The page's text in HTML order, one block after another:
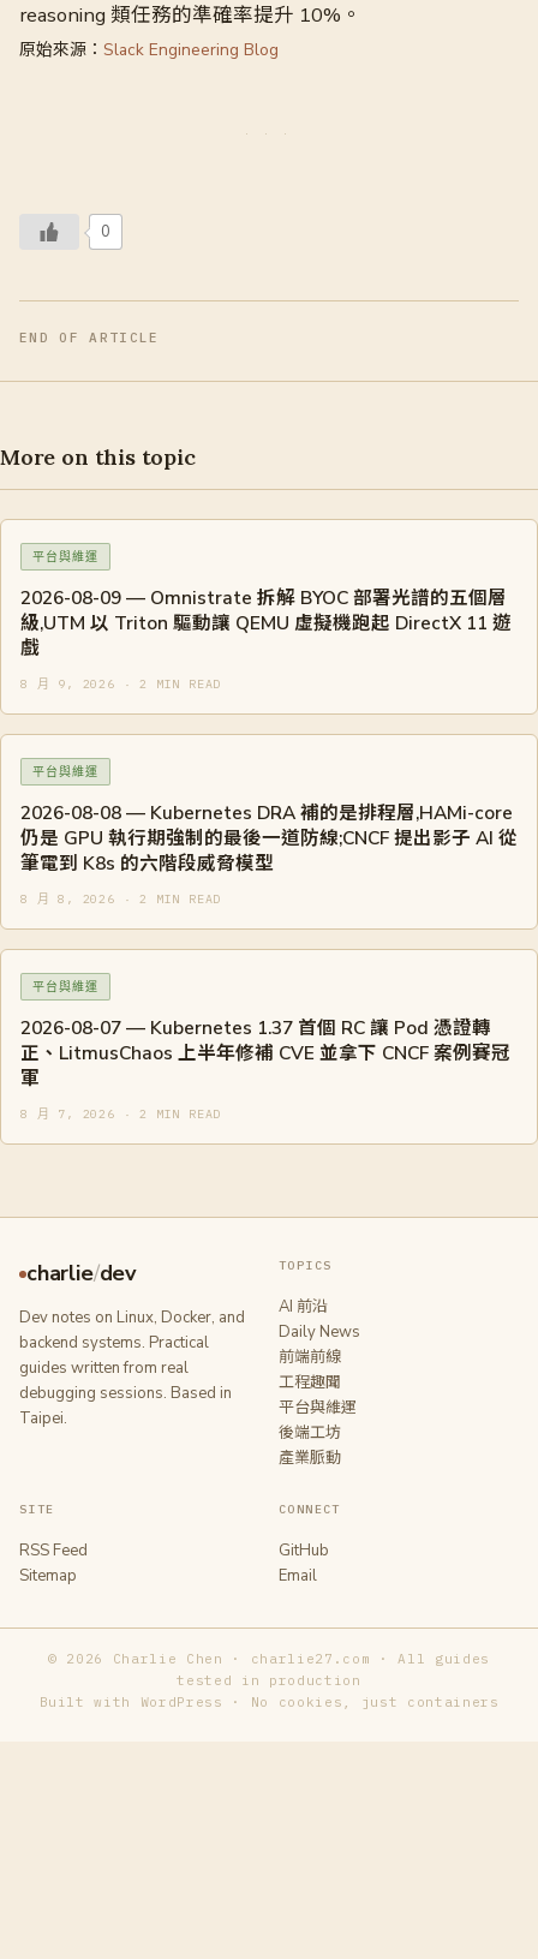
reasoning 類任務的準確率提升 10%。
原始來源： Slack Engineering Blog
0
END OF ARTICLE
More on this topic
平台與維運
2026-08-09 — Omnistrate 拆解 BYOC 部署光譜的五個層
級,UTM 以 Triton 驅動讓 QEMU 虛擬機跑起 DirectX 11 遊
戲
8 月 9, 2026 · 2 MIN READ
平台與維運
2026-08-08 — Kubernetes DRA 補的是排程層,HAMi-core
仍是 GPU 執行期強制的最後一道防線;CNCF 提出影子 AI 從
筆電到 K8s 的六階段威脅模型
8 月 8, 2026 · 2 MIN READ
平台與維運
2026-08-07 — Kubernetes 1.37 首個 RC 讓 Pod 憑證轉
正、LitmusChaos 上半年修補 CVE 並拿下 CNCF 案例賽冠
軍
8 月 7, 2026 · 2 MIN READ
charlie/dev
Dev notes on Linux, Docker, and
backend systems. Practical
guides written from real
debugging sessions. Based in
Taipei.
TOPICS
AI 前沿
Daily News
前端前線
工程趣聞
平台與維運
後端工坊
產業脈動
SITE
RSS Feed
Sitemap
CONNECT
GitHub
Email
© 2026 Charlie Chen · charlie27.com · All guides
tested in production
Built with WordPress · No cookies, just containers